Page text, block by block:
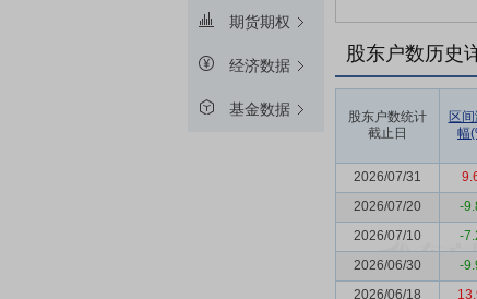
期货期权
经济数据
基金数据
股东户数历史
股东户数统计
截止日
区
幅
2026/07/31
2026/07/20
-
2026/07/10
-
2026/06/30
-
2026/06/18